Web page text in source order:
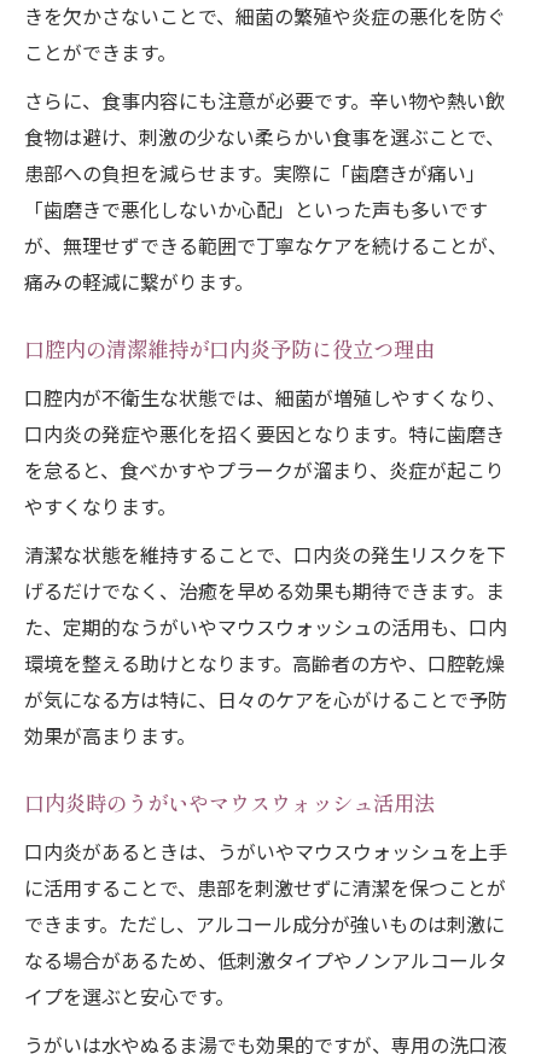
きを欠かさないことで、細菌の繁殖や炎症の悪化を防ぐ
ことができます。
さらに、食事内容にも注意が必要です。辛い物や熱い飲
食物は避け、刺激の少ない柔らかい食事を選ぶことで、
患部への負担を減らせます。実際に「歯磨きが痛い」
「歯磨きで悪化しないか心配」といった声も多いです
が、無理せずできる範囲で丁寧なケアを続けることが、
痛みの軽減に繋がります。
口腔内の清潔維持が口内炎予防に役立つ理由
口腔内が不衛生な状態では、細菌が増殖しやすくなり、
口内炎の発症や悪化を招く要因となります。特に歯磨き
を怠ると、食べかすやプラークが溜まり、炎症が起こり
やすくなります。
清潔な状態を維持することで、口内炎の発生リスクを下
げるだけでなく、治癒を早める効果も期待できます。ま
た、定期的なうがいやマウスウォッシュの活用も、口内
環境を整える助けとなります。高齢者の方や、口腔乾燥
が気になる方は特に、日々のケアを心がけることで予防
効果が高まります。
口内炎時のうがいやマウスウォッシュ活用法
口内炎があるときは、うがいやマウスウォッシュを上手
に活用することで、患部を刺激せずに清潔を保つことが
できます。ただし、アルコール成分が強いものは刺激に
なる場合があるため、低刺激タイプやノンアルコールタ
イプを選ぶと安心です。
うがいは水やぬるま湯でも効果的ですが、専用の洗口液